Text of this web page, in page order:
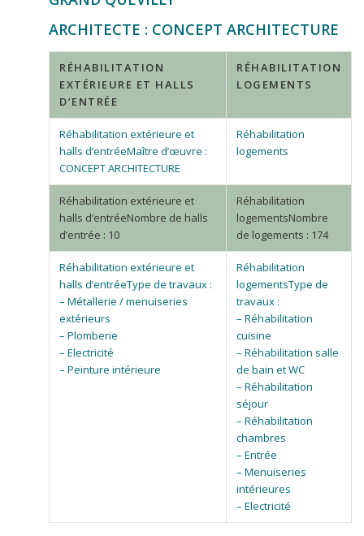
ARCHITECTE : CONCEPT ARCHITECTURE
RÉHABILITATION
EXTÉRIEURE ET HALLS
D’ENTRÉE
RÉHABILITATION
LOGEMENTS
Maître d’œuvre :
CONCEPT ARCHITECTURE
Nombre de halls
d’entrée : 10
Nombre
de logements : 174
Type de travaux :
– Métallerie / menuiseries
extérieurs
– Plomberie
– Electricité
– Peinture intérieure
Type de
travaux :
– Réhabilitation
cuisine
– Réhabilitation salle
de bain et WC
– Réhabilitation
séjour
– Réhabilitation
chambres
– Entrée
– Menuiseries
intérieures
– Electricité